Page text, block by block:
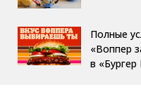
Полные
«Воппер
в «Бургер